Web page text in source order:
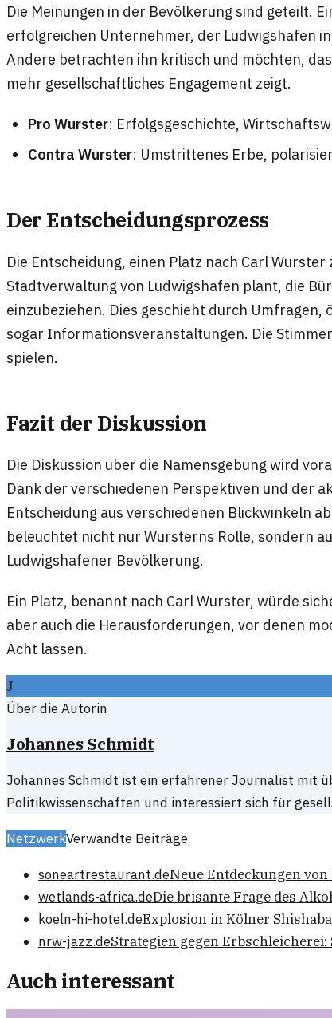
Die Meinungen in der Bevölkerung sind geteilt.
erfolgreichen Unternehmer, der Ludwigshafen
Andere betrachten ihn kritisch und möchten,
mehr gesellschaftliches Engagement zeigt.
Pro Wurster: Erfolgsgeschichte,
Contra Wurster: Umstrittenes Erbe,
Der Entscheidungsprozess
Die Entscheidung, einen Platz nach Carl
Stadtverwaltung von Ludwigshafen plant, die
einzubeziehen. Dies geschieht durch
sogar Informationsveranstaltungen. Die
spielen.
Fazit der Diskussion
Die Diskussion über die Namensgebung wird
Dank der verschiedenen Perspektiven und der
Entscheidung aus verschiedenen Blickwinkeln
beleuchtet nicht nur Wursterns Rolle, sondern
Ludwigshafener Bevölkerung.
Ein Platz, benannt nach Carl Wurster, würde
aber auch die Herausforderungen, vor denen
Acht lassen.
J
Über die Autorin
Johannes Schmidt
Johannes Schmidt ist ein erfahrener Journalist mit
Politikwissenschaften und interessiert sich für
NetzwerkVerwandte Beiträge
soneartrestaurant.deNeue Entdeckungen von
wetlands-africa.deDie brisante Frage des
koeln-hi-hotel.deExplosion in Kölner
nrw-jazz.deStrategien gegen
Auch interessant